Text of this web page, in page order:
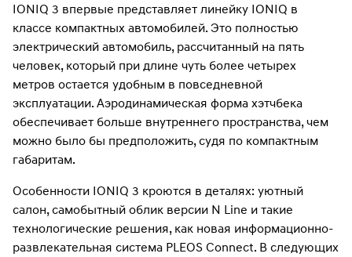
IONIQ 3 впервые представляет линейку IONIQ в
классе компактных автомобилей. Это полностью
электрический автомобиль, рассчитанный на пять
человек, который при длине чуть более четырех
метров остается удобным в повседневной
эксплуатации. Аэродинамическая форма хэтчбека
обеспечивает больше внутреннего пространства, чем
можно было бы предположить, судя по компактным
габаритам.
Особенности IONIQ 3 кроются в деталях: уютный
салон, самобытный облик версии N Line и такие
технологические решения, как новая информационно-
развлекательная система PLEOS Connect. В следующих